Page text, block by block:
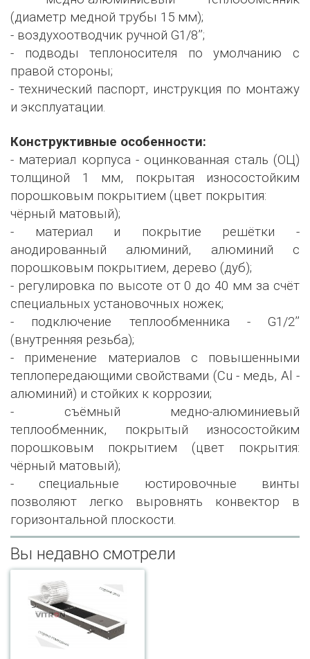
(диаметр медной трубы 15 мм);
- воздухоотводчик ручной G1/8’’;
- подводы теплоносителя по умолчанию с
правой стороны;
- технический паспорт, инструкция по монтажу
и эксплуатации.
Конструктивные особенности:
- материал корпуса - оцинкованная сталь (ОЦ)
толщиной 1 мм, покрытая износостойким
порошковым покрытием (цвет покрытия:
чёрный матовый);
- материал и покрытие решётки -
анодированный алюминий, алюминий с
порошковым покрытием, дерево (дуб);
- регулировка по высоте от 0 до 40 мм за счёт
специальных установочных ножек;
- подключение теплообменника - G1/2’’
(внутренняя резьба);
- применение материалов с повышенными
теплопередающими свойствами (Сu - медь, Al -
алюминий) и стойких к коррозии;
- съёмный медно-алюминиевый
теплообменник, покрытый износостойким
порошковым покрытием (цвет покрытия:
чёрный матовый);
- специальные юстировочные винты
позволяют легко выровнять конвектор в
горизонтальной плоскости.
Вы недавно смотрели